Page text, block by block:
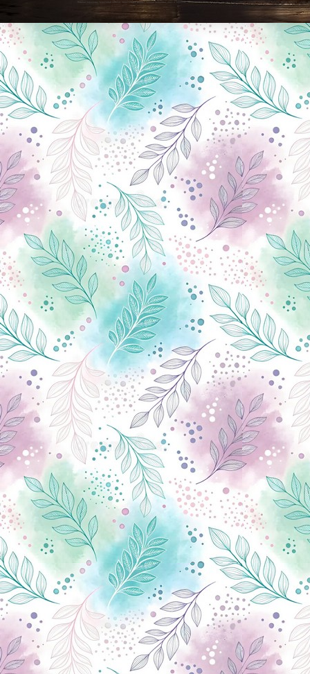
Новини Чернігова, Чернігівські новини, Чернігівський формат, новини Чернігова, події в Чернігові: політика, економіка, аналітика, культура, відеоновини, екологія, спортивний Чернігів, туризм, Чернігів